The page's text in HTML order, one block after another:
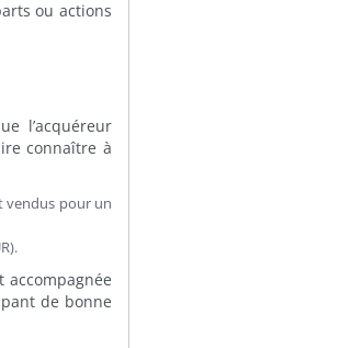
ou actions
l’acquéreur
connaître à
vendus pour un
de bonne